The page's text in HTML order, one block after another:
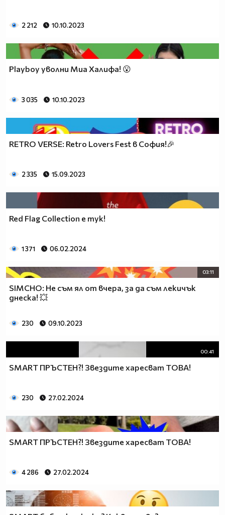
2 212 10.10.2023
Playboy уволни Миа Халифа! 😮
3 035 10.10.2023
RETRO VERSE: Retro Lovers Fest в София!🎉
2 335 15.09.2023
Red Flag Collection е тук!
1 371 06.02.2024
03:11
SIMCHO: Не съм ял от вчера, за да съм лекичък
днеска! 💥
230 09.10.2023
00:41
SMART ПРЪСТЕН?! Звездите харесват ТОВА!
230 27.02.2024
SMART ПРЪСТЕН?! Звездите харесват ТОВА!
4 286 27.02.2024